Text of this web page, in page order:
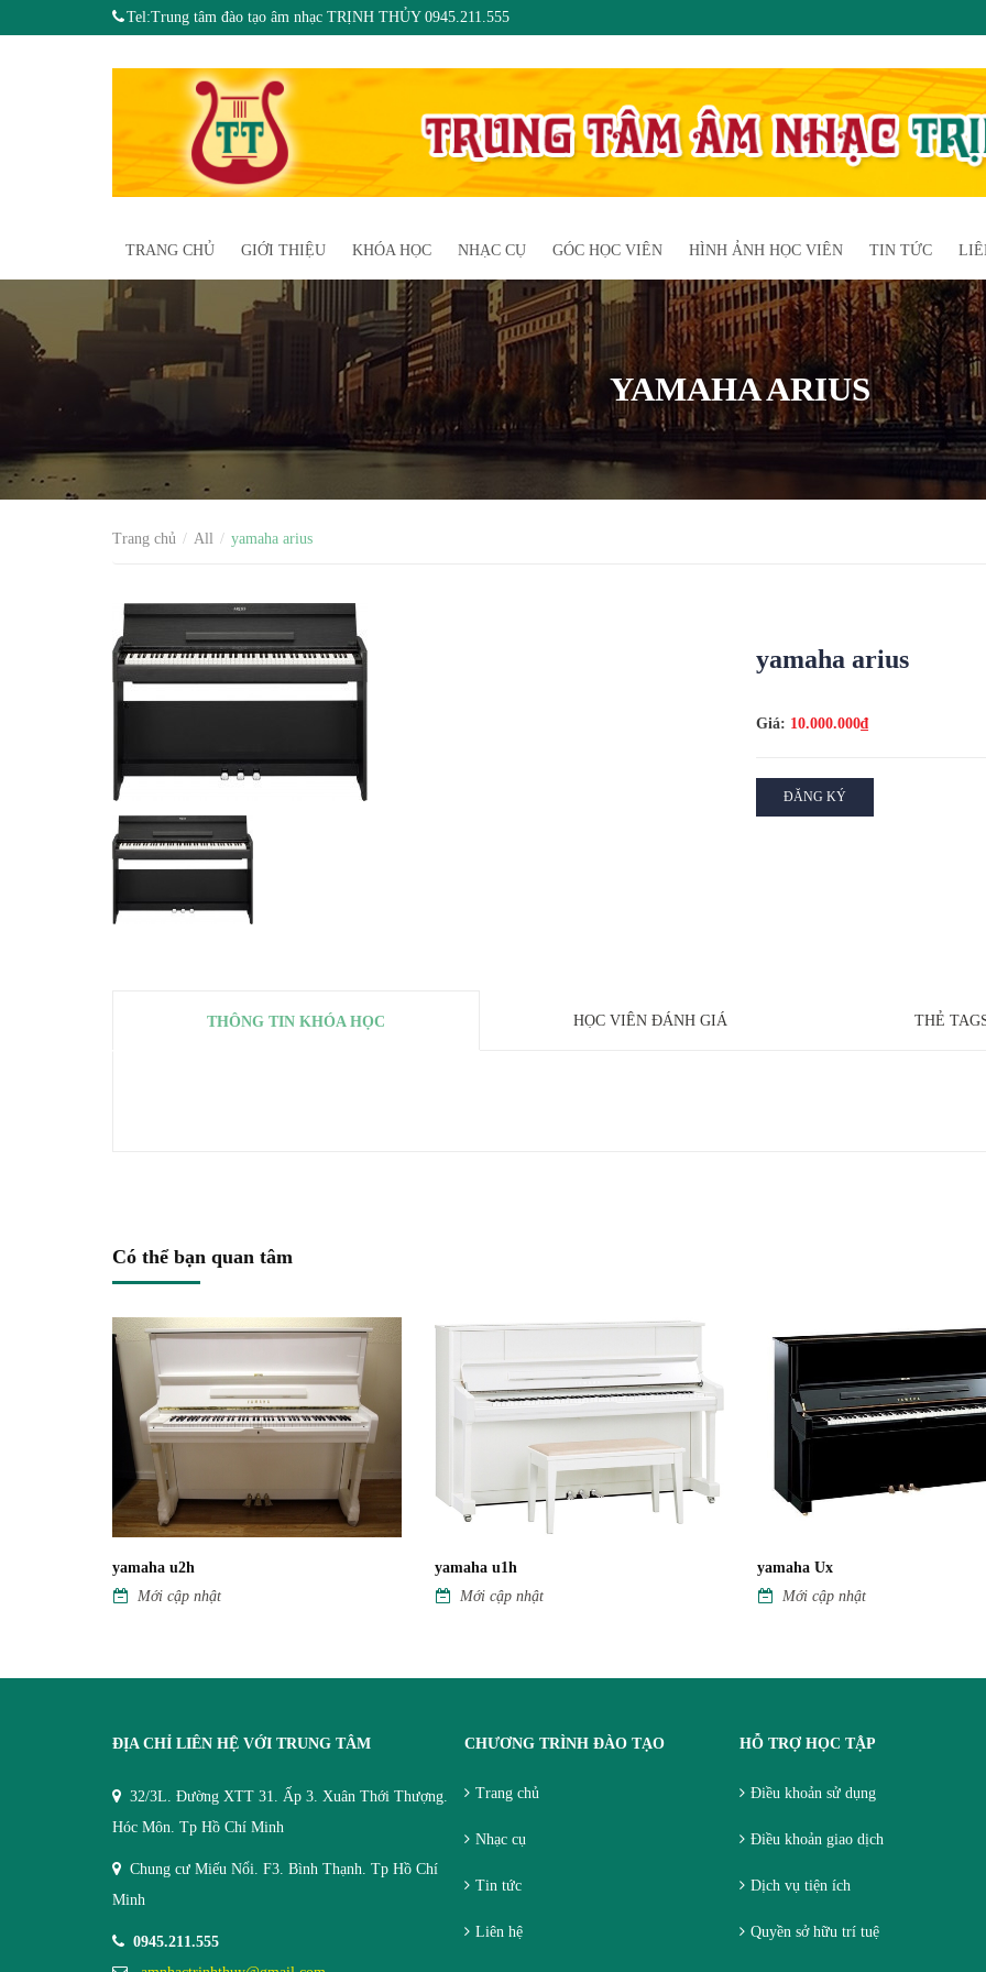
Tel:Trung tâm đào tạo âm nhạc TRỊNH THỦY 0945.211.555
TRANG CHỦ GIỚI THIỆU KHÓA HỌC NHẠC CỤ GÓC HỌC VIÊN HÌNH ẢNH HỌC VIÊN TIN TỨC
YAMAHA ARIUS
Trang chủ All yamaha arius
yamaha arius
Giá: 10.000.000₫
ĐĂNG KÝ
THÔNG TIN KHÓA HỌC HỌC VIÊN ĐÁNH GIÁ THẺ
Có thể bạn quan tâm
yamaha u2h
Mới cập nhật
yamaha u1h
Mới cập nhật
yamaha Ux
Mới cập nhật
ĐỊA CHỈ LIÊN HỆ VỚI TRUNG TÂM
32/3L. Đường XTT 31. Ấp 3. Xuân Thới Thượng.
Hóc Môn. Tp Hồ Chí Minh
Chung cư Miếu Nổi. F3. Bình Thạnh. Tp Hồ Chí
Minh
0945.211.555
CHƯƠNG TRÌNH ĐÀO TẠO
Trang chủ
Nhạc cụ
Tin tức
Liên hệ
HỖ TRỢ HỌC TẬP
Điều khoản sử dụng
Điều khoản giao dịch
Dịch vụ tiện ích
Quyền sở hữu trí tuệ